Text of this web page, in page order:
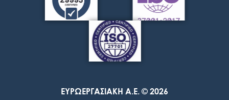
ΕΥΡΩΕΡΓΑΣΙΑΚΗ A.E. © 2026